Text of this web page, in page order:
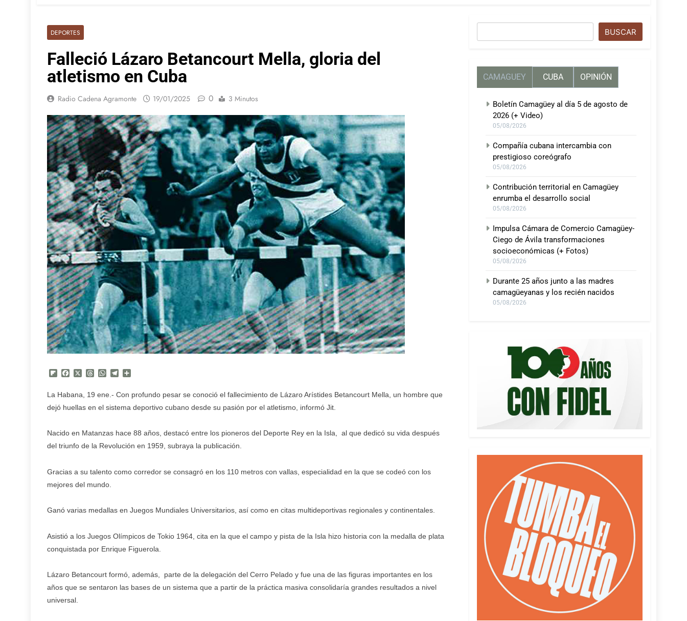
DEPORTES
Falleció Lázaro Betancourt Mella, gloria del
atletismo en Cuba
Radio Cadena Agramonte 19/01/2025 0 3 Minutos
Flipboard
FacebookThreadsWhatsApp
Telegram
La Habana, 19 ene.- Con profundo pesar se conoció el fallecimiento de Lázaro Arístides Betancourt Mella, un hombre que
dejó huellas en el sistema deportivo cubano desde su pasión por el atletismo, informó Jit.
Nacido en Matanzas hace 88 años, destacó entre los pioneros del Deporte Rey en la Isla, al que dedicó su vida después
del triunfo de la Revolución en 1959, subraya la publicación.
Gracias a su talento como corredor se consagró en los 110 metros con vallas, especialidad en la que se codeó con los
mejores del mundo.
Ganó varias medallas en Juegos Mundiales Universitarios, así como en citas multideportivas regionales y continentales.
Asistió a los Juegos Olímpicos de Tokio 1964, cita en la que el campo y pista de la Isla hizo historia con la medalla de plata
conquistada por Enrique Figuerola.
Lázaro Betancourt formó, además, parte de la delegación del Cerro Pelado y fue una de las figuras importantes en los
años que se sentaron las bases de un sistema que a partir de la práctica masiva consolidaría grandes resultados a nivel
universal.
BUSCAR
CAMAGUEY CUBA OPINIÓN
Boletín Camagüey al día 5 de agosto de
2026 (+ Video)
05/08/2026
Compañía cubana intercambia con
prestigioso coreógrafo
05/08/2026
Contribución territorial en Camagüey
enrumba el desarrollo social
05/08/2026
Impulsa Cámara de Comercio Camagüey-
Ciego de Ávila transformaciones
socioeconómicas (+ Fotos)
05/08/2026
Durante 25 años junto a las madres
camagüeyanas y los recién nacidos
05/08/2026